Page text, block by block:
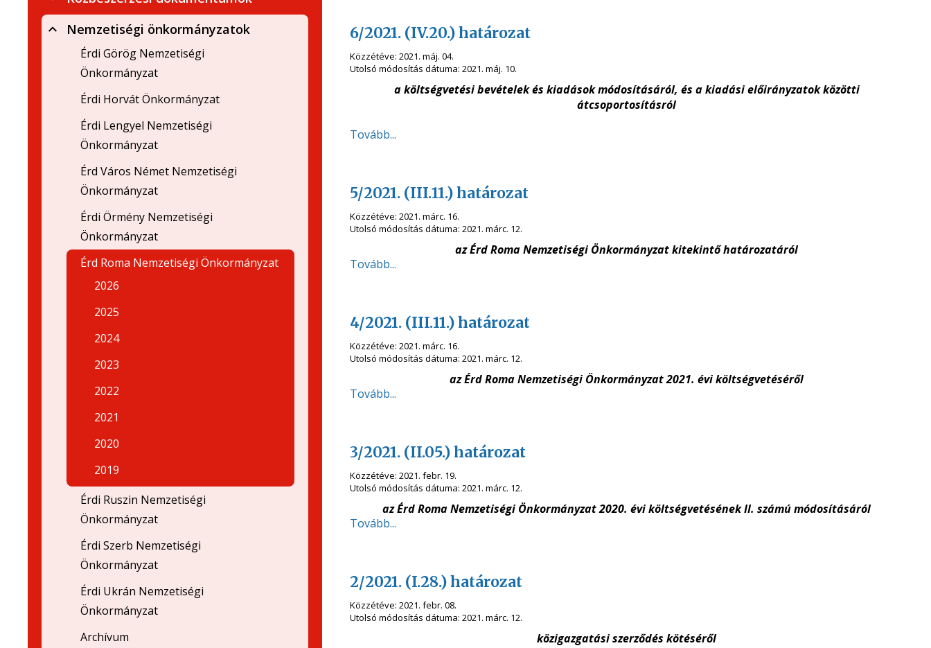
6/2021. (IV.20.) határozat
Közzétéve: 2021. máj. 04.
Utolsó módosítás dátuma: 2021. máj. 10.
a költségvetési bevételek és kiadások módosításáról, és a kiadási előirányzatok közötti
átcsoportosításról
Tovább...
5/2021. (III.11.) határozat
Közzétéve: 2021. márc. 16.
Utolsó módosítás dátuma: 2021. márc. 12.
az Érd Roma Nemzetiségi Önkormányzat kitekintő határozatáról
Tovább...
4/2021. (III.11.) határozat
Közzétéve: 2021. márc. 16.
Utolsó módosítás dátuma: 2021. márc. 12.
az Érd Roma Nemzetiségi Önkormányzat 2021. évi költségvetéséről
Tovább...
3/2021. (II.05.) határozat
Közzétéve: 2021. febr. 19.
Utolsó módosítás dátuma: 2021. márc. 12.
az Érd Roma Nemzetiségi Önkormányzat 2020. évi költségvetésének II. számú módosításáról
Tovább...
2/2021. (I.28.) határozat
Közzétéve: 2021. febr. 08.
Utolsó módosítás dátuma: 2021. márc. 12.
közigazgatási szerződés kötéséről
Nemzetiségi önkormányzatok
Érdi Görög Nemzetiségi
Önkormányzat
Érdi Horvát Önkormányzat
Érdi Lengyel Nemzetiségi
Önkormányzat
Érd Város Német Nemzetiségi
Önkormányzat
Érdi Örmény Nemzetiségi
Önkormányzat
Érd Roma Nemzetiségi Önkormányzat
2026
2025
2024
2023
2022
2021
2020
2019
Érdi Ruszin Nemzetiségi
Önkormányzat
Érdi Szerb Nemzetiségi
Önkormányzat
Érdi Ukrán Nemzetiségi
Önkormányzat
Archívum